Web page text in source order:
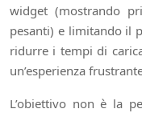
widget (mostrando
pesanti) e limitando il
ridurre i tempi di
un’esperienza
L’obiettivo non è la